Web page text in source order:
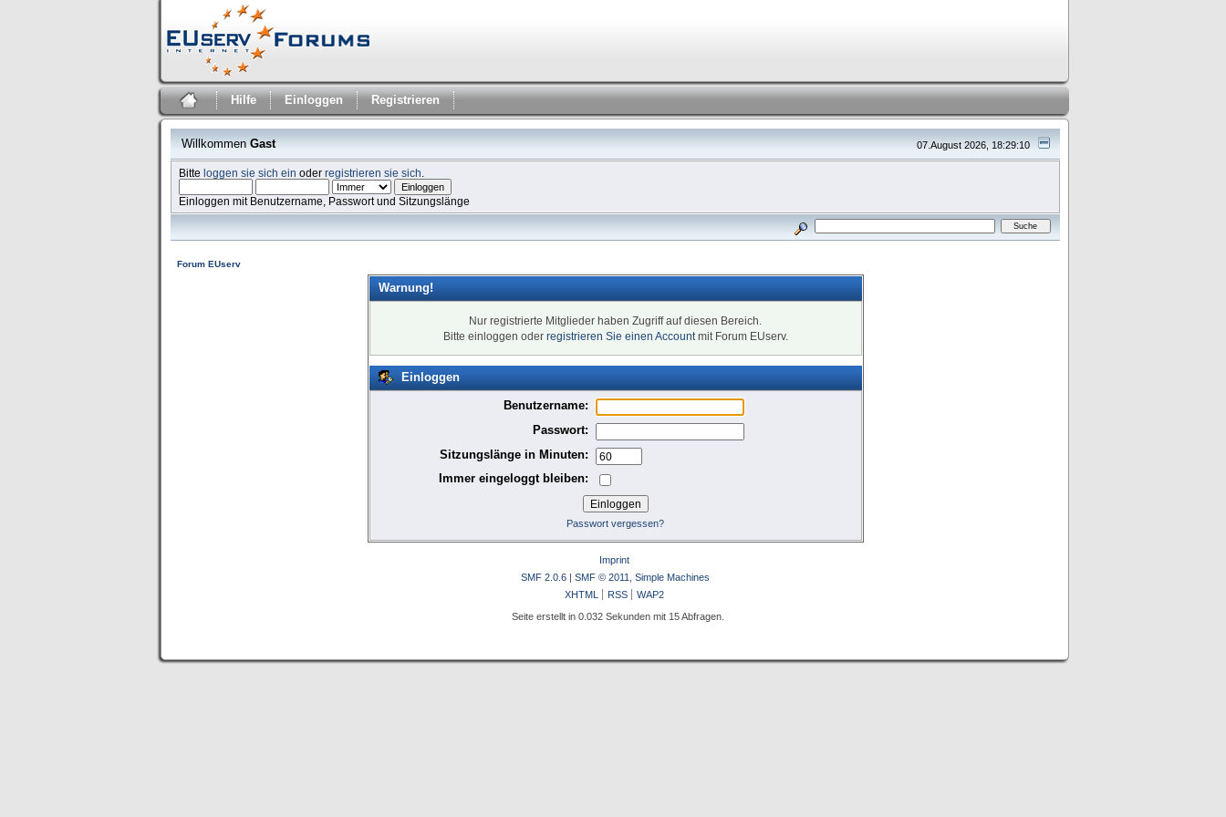
Hilfe Einloggen Registrieren
07.August 2026, 18:29:10
Willkommen Gast
Bitteloggen sie sich ein oderregistrieren sie sich
Einloggen mit Benutzername, Passwort und Sitzungslänge
Forum EUserv
Warnung!
Nur registrierte Mitglieder haben Zugriff auf diesen Bereich.
Bitte einloggen oder registrieren Sie einen Accountmit Forum EUserv.
Einloggen
Benutzername:
Passwort:
Sitzungslänge in Minuten:
Immer eingeloggt bleiben:
Passwort vergessen?
Imprint
SMF 2.0.6
SMF © 2011, Simple Machines
XHTML
RSS
WAP2
Seite erstellt in 0.032 Sekunden mit 15 Abfragen.